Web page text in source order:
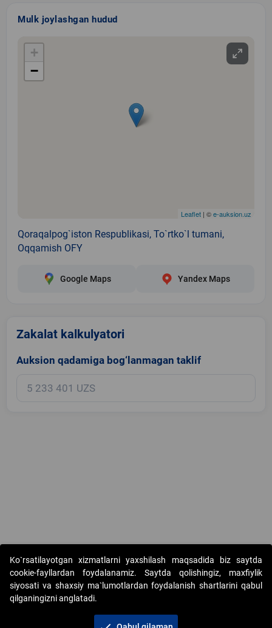
Mulk joylashgan hudud
+
−
Leaflet | ©e-auksion.uz
Qoraqalpog`iston Respublikasi, To`rtko`l tumani,
Oqqamish OFY
Google Maps Yandex Maps
Zakalat kalkulyatori
Auksion qadamiga bog‘lanmagan taklif
Copyright © 2017-2026. "Elektron onlayn-auksionlarni tashkil etish"
AJ. Barcha huquqlar himoyalangan
Ko`rsatilayotgan xizmatlarni yaxshilash maqsadida biz saytda
cookie-fayllardan foydalanamiz. Saytda qolishingiz, maxfiylik
siyosati va shaxsiy ma`lumotlardan foydalanish shartlarini qabul
qilganingizni anglatadi.